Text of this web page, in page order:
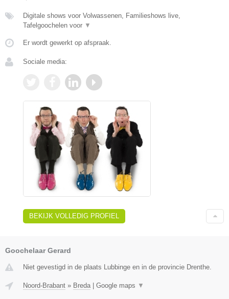
Digitale shows voor Volwassenen, Familieshows live,
Tafelgoochelen voor ▼
Er wordt gewerkt op afspraak.
Sociale media:
BEKIJK VOLLEDIG PROFIEL
Goochelaar Gerard
Niet gevestigd in de plaats Lubbinge en in de provincie Drenthe.
Noord-Brabant » Breda | Google maps ▼